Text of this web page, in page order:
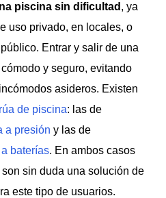
piscina sin dificultad , ya
uso privado, en locales, o
Entrar y salir de una
y seguro, evitando
asideros. Existen
de piscina: las de
a presión y las de
baterías. En ambos casos
sin duda una solución de
este tipo de usuarios.